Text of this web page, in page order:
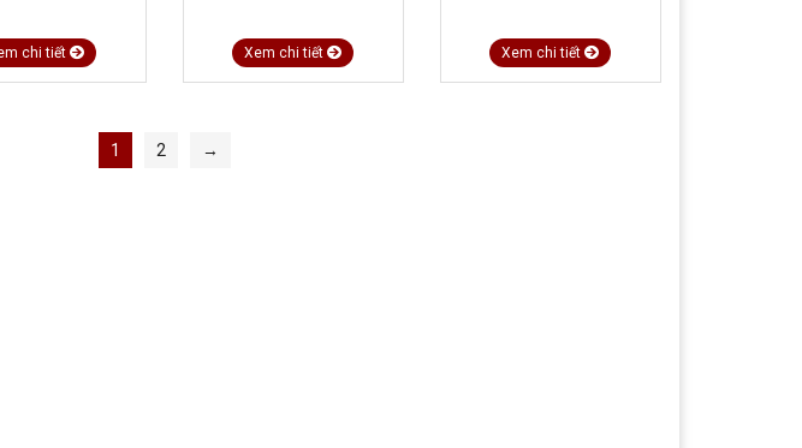
chi tiết Xem chi tiết Xem chi tiết
1 2 →